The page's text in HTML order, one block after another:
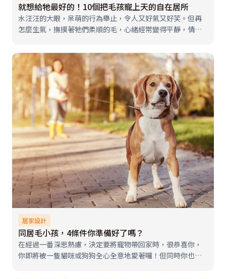
就想給牠最好的！10個把毛孩寵上天的自在居所
水汪汪的大眼，呆萌的行為舉止，令人又好氣又好笑。但再
怎麼生氣，撫摸著牠們柔順的毛，心緒經常變得平靜，情不
空間》就幫大家特搜10個把毛小孩寵上天的居家設計，激發
貓奴、狗奴們的靈感，創造你與毛…
居家設計
同居毛小孩，4條件你準備好了嗎？
在經過一番深思熟慮，決定要將寵物帶回家時，很恭喜你，
你即將被一隻貓咪或狗狗全心全意地愛著囉！但同時你也要